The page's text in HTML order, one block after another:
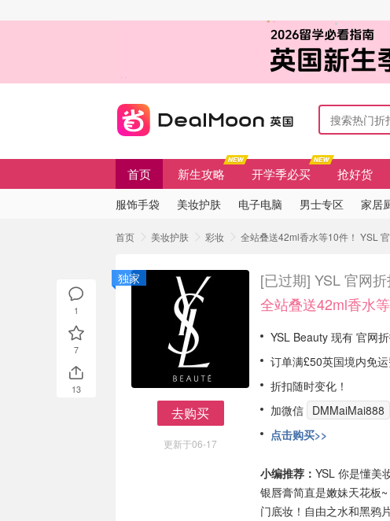
首页 新生攻略 开学季必买 抢好货
服饰手袋 美妆护肤 电子电脑 男士专区 家居
首页 美妆护肤 彩妆 全站叠送42ml香水等10件！ YSL
去购买
更新于06-17
独家 [已过期] YSL 官网
全站叠送42ml香水等
YSL Beauty 现有 官网折
订单满£50英国境内免运
折扣随时变化！
加微信 DMMaiMai888
点击购买>>
小编推荐： YSL 你是懂美
银唇膏简直是嫩妹天花板
门底妆！自由之水和黑鸦
1
7
13